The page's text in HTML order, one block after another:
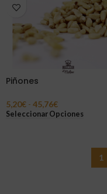
Piñones
5,20€ - 45,76€
Seleccionar Opciones
1